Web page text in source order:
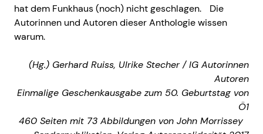
hat dem Funkhaus (noch) nicht geschlagen. Die
Autorinnen und Autoren dieser Anthologie wissen
warum.
(Hg.) Gerhard Ruiss, Ulrike Stecher / IG Autorinnen
Autoren
Einmalige Geschenkausgabe zum 50. Geburtstag von
Ö1
460 Seiten mit 73 Abbildungen von John Morrissey